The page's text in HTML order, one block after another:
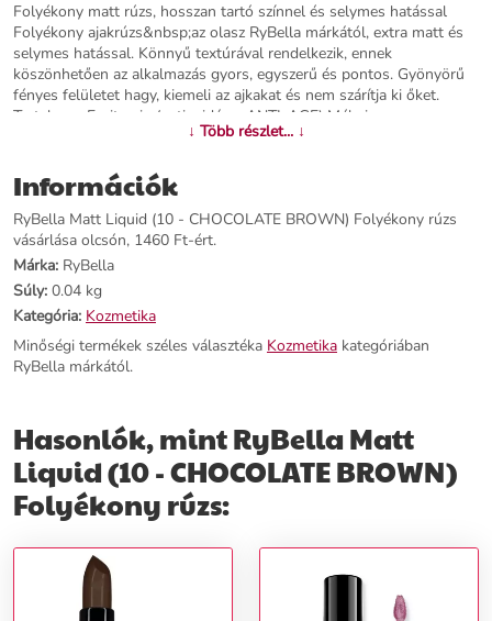
Folyékony matt rúzs, hosszan tartó színnel és selymes hatással
Folyékony ajakrúzs&nbsp;az olasz RyBella márkától, extra matt és
selymes hatással. Könnyű textúrával rendelkezik, ennek
köszönhetően az alkalmazás gyors, egyszerű és pontos. Gyönyörű
fényes felületet hagy, kiemeli az ajkakat és nem szárítja ki őket.
Tartalmaz: E-vitamin (antioxidáns, ANTI-AGE) Méhviasz
(természetes viasz) Jojobaolaj (lágyítja és hidratálja) &nbsp;
További információk>>
↓ Több részlet... ↓
Információk
RyBella Matt Liquid (10 - CHOCOLATE BROWN) Folyékony rúzs
vásárlása olcsón, 1460 Ft-ért.
Márka: RyBella
Súly: 0.04 kg
Kategória: Kozmetika
Minőségi termékek széles választéka Kozmetika kategóriában
RyBella márkától.
Hasonlók, mint RyBella Matt
Liquid (10 - CHOCOLATE BROWN)
Folyékony rúzs: